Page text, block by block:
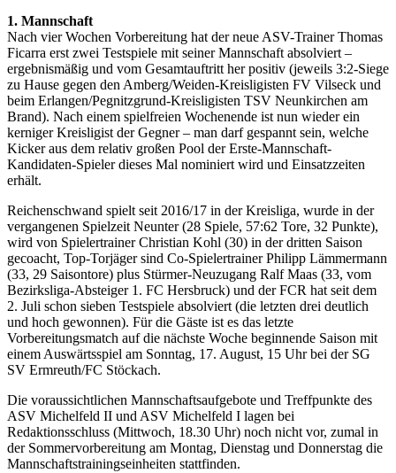
1. Mannschaft
Nach vier Wochen Vorbereitung hat der neue ASV-Trainer Thomas
Ficarra erst zwei Testspiele mit seiner Mannschaft absolviert –
ergebnismäßig und vom Gesamtauftritt her positiv (jeweils 3:2-Siege
zu Hause gegen den Amberg/Weiden-Kreisligisten FV Vilseck und
beim Erlangen/Pegnitzgrund-Kreisligisten TSV Neunkirchen am
Brand). Nach einem spielfreien Wochenende ist nun wieder ein
kerniger Kreisligist der Gegner – man darf gespannt sein, welche
Kicker aus dem relativ großen Pool der Erste-Mannschaft-
Kandidaten-Spieler dieses Mal nominiert wird und Einsatzzeiten
erhält.
Reichenschwand spielt seit 2016/17 in der Kreisliga, wurde in der
vergangenen Spielzeit Neunter (28 Spiele, 57:62 Tore, 32 Punkte),
wird von Spielertrainer Christian Kohl (30) in der dritten Saison
gecoacht, Top-Torjäger sind Co-Spielertrainer Philipp Lämmermann
(33, 29 Saisontore) plus Stürmer-Neuzugang Ralf Maas (33, vom
Bezirksliga-Absteiger 1. FC Hersbruck) und der FCR hat seit dem
2. Juli schon sieben Testspiele absolviert (die letzten drei deutlich
und hoch gewonnen). Für die Gäste ist es das letzte
Vorbereitungsmatch auf die nächste Woche beginnende Saison mit
einem Auswärtsspiel am Sonntag, 17. August, 15 Uhr bei der SG
SV Ermreuth/FC Stöckach.
Die voraussichtlichen Mannschaftsaufgebote und Treffpunkte des
ASV Michelfeld II und ASV Michelfeld I lagen bei
Redaktionsschluss (Mittwoch, 18.30 Uhr) noch nicht vor, zumal in
der Sommervorbereitung am Montag, Dienstag und Donnerstag die
Mannschaftstrainingseinheiten stattfinden.